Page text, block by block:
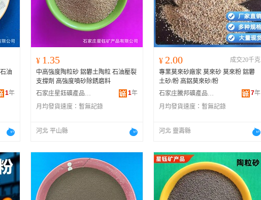
油
1年
¥ 1.35
中高強度陶粒砂 鋁礬土陶粒 石油壓裂
支撐劑 高強度噴砂除銹磨料
石家庄星鈺礦產品有限公司
1年
月均發貨速度： 暫無記錄
河北 平山縣
¥ 2.00
成交20千克
專業莫來砂廠家 莫來砂 莫來粉 鋁礬
土砂/粉 高鋁莫來砂/粉
石家庄騰邦礦產品有限公司
7年
月均發貨速度： 暫無記錄
河北 靈壽縣